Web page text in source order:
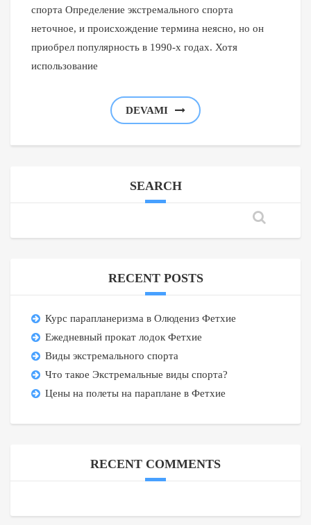
спорта Определение экстремального спорта
неточное, и происхождение термина неясно, но он
приобрел популярность в 1990-х годах. Хотя
использование
DEVAMI
SEARCH
RECENT POSTS
Курс парапланеризма в Олюдениз Фетхие
Ежедневный прокат лодок Фетхие
Виды экстремального спорта
Что такое Экстремальные виды спорта?
Цены на полеты на параплане в Фетхие
RECENT COMMENTS